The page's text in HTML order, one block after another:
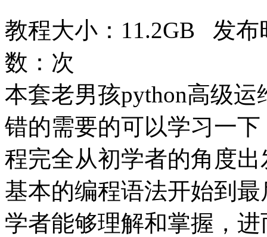
教程大小：11.2GB 发
数： 次
本套老男孩python高级
错的需要的可以学习一
程完全从初学者的角度
基本的编程语法开始到
学者能够理解和掌握，